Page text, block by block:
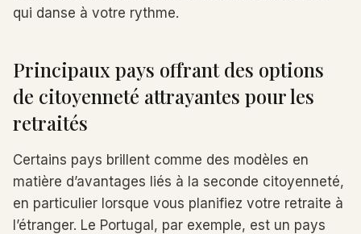
qui danse à votre rythme.
Principaux pays offrant des options
de citoyenneté attrayantes pour les
retraités
Certains pays brillent comme des modèles en
matière d’avantages liés à la seconde citoyenneté,
en particulier lorsque vous planifiez votre retraite à
l’étranger. Le Portugal, par exemple, est un pays